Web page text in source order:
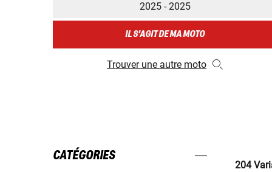
2025 - 2025
IL S'AGIT DE MA MOTO
Trouver une autre moto
CATÉGORIES
204